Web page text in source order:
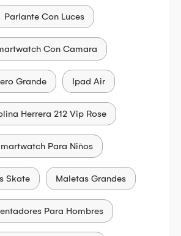
Parlante Con Luces
Con Camara
Grande Ipad Air
Herrera 212 Vip Rose
Para Niños
Skate Maletas Grandes
Para Hombres